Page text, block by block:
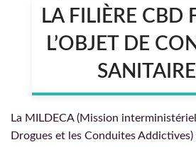
LA FILIÈRE CBD
L’OBJET DE
La MILDECA (Mission
Drogues et les Conduites Addictives)